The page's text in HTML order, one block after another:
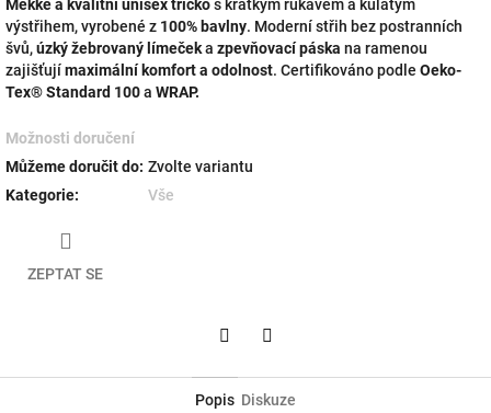
Měkké a kvalitní unisex tričkos krátkým rukávem a kulatým
výstřihem, vyrobené z 100% bavlny. Moderní střih bez postranních
švů,úzký žebrovaný límečeka zpevňovací páska na ramenou
zajišťujímaximální komfort a odolnost. Certifikováno podle Oeko-
Tex® Standard 100a WRAP.
Možnosti doručení
Můžeme doručit do: Zvolte variantu
Kategorie: Vše
ZEPTAT SE
Popis Diskuze